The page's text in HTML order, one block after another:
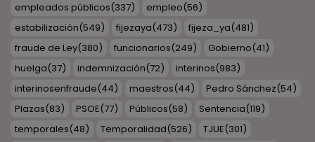
empleados públicos(337) empleo(56)
estabilización(549) fijezaya(473) fijeza_ya(481)
fraude de Ley(380) funcionarios(249) Gobierno(41)
huelga(37) indemnización(72) interinos(983)
interinosenfraude(44) maestros(44) Pedro Sánchez(54)
Plazas(83) PSOE(77) Públicos(58) Sentencia(119)
temporales(48) Temporalidad(526) TJUE(301)